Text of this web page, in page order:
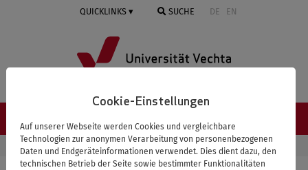
Cookie-Einstellungen
Auf unserer Webseite werden Cookies und vergleichbare
Technologien zur anonymen Verarbeitung von personenbezogenen
Daten und Endgeräteinformationen verwendet. Dies dient dazu, den
technischen Betrieb der Seite sowie bestimmter Funktionalitäten
QUICKLINKS SUCHE DE EN
NAVIGATION ≡
STARTSEITE GEOGRAPHIE NATALIA KIRCHNER